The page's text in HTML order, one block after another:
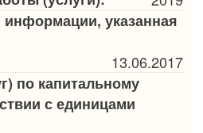
информации, указанная
13.06.2017
по капитальному
с единицами